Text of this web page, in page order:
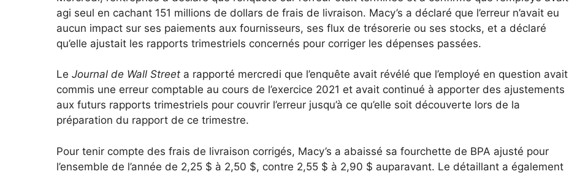
agi seul en cachant 151 millions de dollars de frais de livraison. Macy’s a déclaré que l’erreur n’avait eu
aucun impact sur ses paiements aux fournisseurs, ses flux de trésorerie ou ses stocks, et a déclaré
qu’elle ajustait les rapports trimestriels concernés pour corriger les dépenses passées.
Le Journal de Wall Street a rapporté mercredi que l’enquête avait révélé que l’employé en question avait
commis une erreur comptable au cours de l’exercice 2021 et avait continué à apporter des ajustements
aux futurs rapports trimestriels pour couvrir l’erreur jusqu’à ce qu’elle soit découverte lors de la
préparation du rapport de ce trimestre.
Pour tenir compte des frais de livraison corrigés, Macy’s a abaissé sa fourchette de BPA ajusté pour
l’ensemble de l’année de 2,25 $ à 2,50 $, contre 2,55 $ à 2,90 $ auparavant. Le détaillant a également